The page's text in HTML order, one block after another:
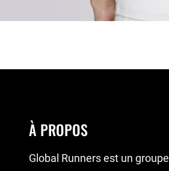
À PROPOS
Global Runners est un groupe